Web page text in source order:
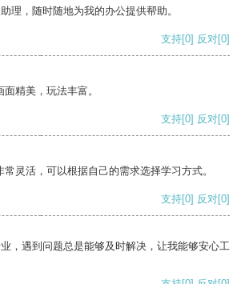
理，随时随地为我的办公提供帮助。
支持[0] 反对[0]
精美，玩法丰富。
支持[0] 反对[0]
灵活，可以根据自己的需求选择学习方式。
支持[0] 反对[0]
，遇到问题总是能够及时解决，让我能够安心工